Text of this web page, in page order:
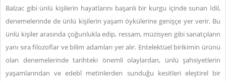
Balzac gibi ünlü kişilerin hayatlarını başarılı bir kurgu içinde sunan İdil,
denemelerinde de ünlü kişilerin yaşam öykülerine genişçe yer verir. Bu
ünlü kişiler arasında çoğunlukla edip, ressam, müzisyen gibi sanatçıların
yanı sıra filozoflar ve bilim adamları yer alır. Entelektüel birikimin ürünü
olan denemelerinde tarihteki önemli olaylardan, ünlü şahsiyetlerin
yaşamlarından ve edebî metinlerden sunduğu kesitleri eleştirel bir